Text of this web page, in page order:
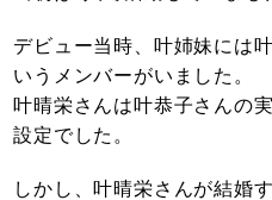
デビュー当時、叶姉妹には
いうメンバーがいました。
叶晴栄さんは叶恭子さんの
設定でした。
しかし、叶晴栄さんが結婚